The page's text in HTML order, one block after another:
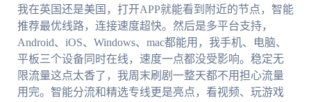
我在英国还是美国，打开APP就能看到附近的节点，智能
推荐最优线路，连接速度超快。然后是多平台支持，
Android、iOS、Windows、mac都能用，我手机、电脑、
平板三个设备同时在线，速度一点都没受影响。稳定无
限流量这点太香了，我周末刷剧一整天都不用担心流量
用完。智能分流和精选专线更是亮点，看视频、玩游戏